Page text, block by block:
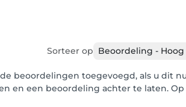
Sorteer op Beoordeling - Hoog
beoordelingen toegevoegd, als u dit
en een beoordeling achter te laten.